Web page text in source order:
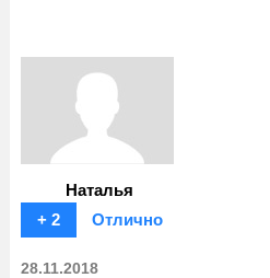
Наталья
+ 2
Отлично
28.11.2018